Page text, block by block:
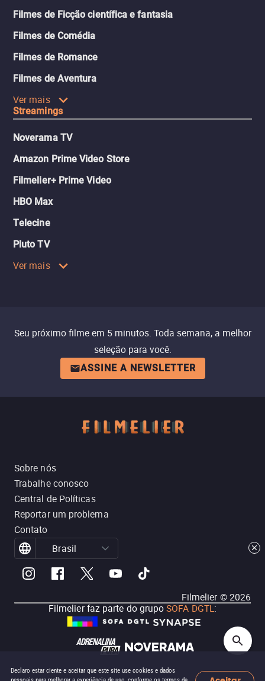
Declaro estar ciente e aceitar que este site use cookies e dados
Filmes de Ficção científica e fantasia
Filmes de Comédia
Filmes de Romance
Filmes de Aventura
Ver mais
Streamings
Noverama TV
Amazon Prime Video Store
Filmelier+ Prime Video
HBO Max
Telecine
Pluto TV
Ver mais
Seu próximo filme em 5 minutos. Toda semana, a melhor
seleção para você.
ASSINE A NEWSLETTER
Sobre nós
Trabalhe conosco
Central de Políticas
Reportar um problema
Contato
Brasil
Filmelier ©2026
Filmelier faz parte do grupoSOFA DGTL: